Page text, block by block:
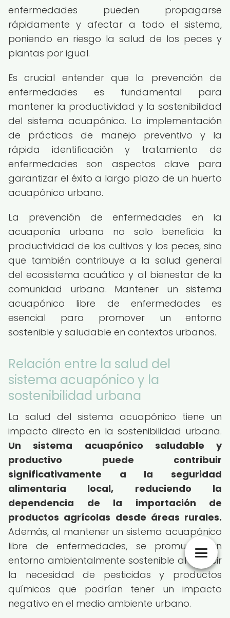
enfermedades pueden propagarse
rápidamente y afectar a todo el sistema,
poniendo en riesgo la salud de los peces y
plantas por igual.
Es crucial entender que la prevención de
enfermedades es fundamental para
mantener la productividad y la sostenibilidad
del sistema acuapónico. La implementación
de prácticas de manejo preventivo y la
rápida identificación y tratamiento de
enfermedades son aspectos clave para
garantizar el éxito a largo plazo de un huerto
acuapónico urbano.
La prevención de enfermedades en la
acuaponía urbana no solo beneficia la
productividad de los cultivos y los peces, sino
que también contribuye a la salud general
del ecosistema acuático y al bienestar de la
comunidad urbana. Mantener un sistema
acuapónico libre de enfermedades es
esencial para promover un entorno
sostenible y saludable en contextos urbanos.
Relación entre la salud del
sistema acuapónico y la
sostenibilidad urbana
La salud del sistema acuapónico tiene un
impacto directo en la sostenibilidad urbana.
Un sistema acuapónico saludable y
productivo puede contribuir
significativamente a la seguridad
alimentaria local, reduciendo la
dependencia de la importación de
productos agrícolas desde áreas rurales.
Además, al mantener un sistema acuapónico
libre de enfermedades, se promueve un
entorno ambientalmente sostenible al reducir
la necesidad de pesticidas y productos
químicos que podrían tener un impacto
negativo en el medio ambiente urbano.